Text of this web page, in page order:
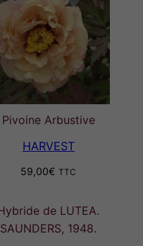
Pivoine Arbustive
HARVEST
59,00€ TTC
de LUTEA.
SAUNDERS, 1948.